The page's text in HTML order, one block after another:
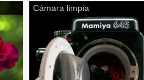
Cámara limpia